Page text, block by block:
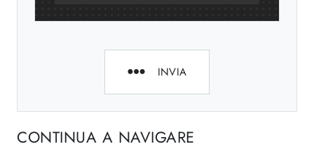
INVIA
CONTINUA A NAVIGARE